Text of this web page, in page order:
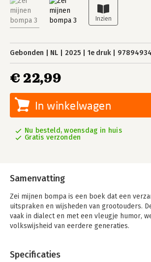
Gebonden NL 2025 1e druk
€ 22,99
In winkelwagen
Nu besteld, woensdag in huis
Gratis verzonden
Samenvatting
​Zei mijnen bompa is een boek dat een
uitspraken en wijsheden van grootouders.
vaak in dialect en met een vleugje humor,
volkswijsheid van eerdere generaties.
Specificaties